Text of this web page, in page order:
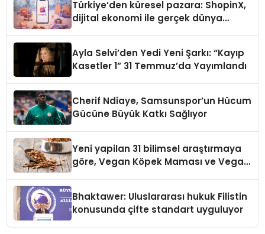
Türkiye’den küresel pazara: ShopinX,
dijital ekonomi ile gerçek dünya
Ayla Selvi’den Yedi Yeni Şarkı: “Kayıp
Kasetler 1” 31 Temmuz’da Yayımlandı
Cherif Ndiaye, Samsunspor’un Hücum
Gücüne Büyük Katkı Sağlıyor
Yeni yapilan 31 bilimsel araştırmaya
göre, Vegan Köpek Maması ve Vegan
Bhaktawer: Uluslararası hukuk Filistin
konusunda çifte standart uyguluyor